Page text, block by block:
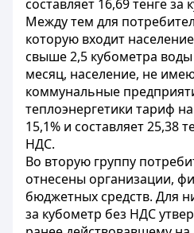
составляет 16,69 тенге
Между тем для
которую входит
свыше 2,5 кубометра воды
месяц, население, не
коммунальные
теплоэнергетики тариф
15,1% и составляет 25,38
НДС.
Во вторую группу
отнесены организации,
бюджетных средств. Для
за кубометр без НДС